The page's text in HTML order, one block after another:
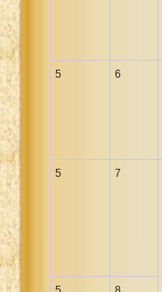
5 6
5 7